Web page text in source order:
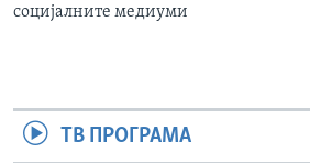
социјалните медиуми
ТВ ПРОГРАМА